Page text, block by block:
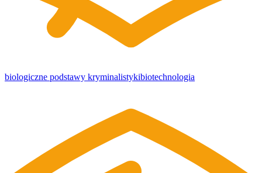
biologiczne podstawy kryminalistykibiotechnologia